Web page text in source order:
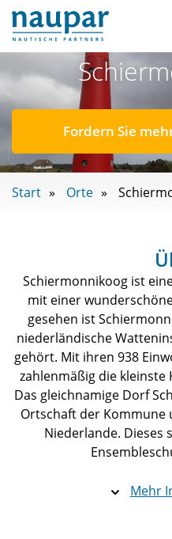
Fordern Sie
Start Orte
Schiermonnikoog ist
mit einer
gesehen ist
niederländische
gehört. Mit ihren 938
zahlenmäßig die
Das gleichnamige Dorf
Ortschaft der
Niederlande. Dieses
Mehr